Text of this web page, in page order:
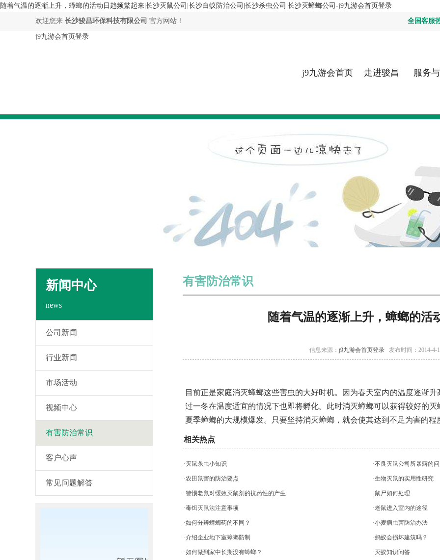
随着气温的逐渐上升，蟑螂的活动日趋频繁起来|长沙灭鼠公司|长沙白蚁防治公司|长沙杀虫公司|长沙灭蟑螂公司-j9九游会首页登录
欢迎您来 长沙骏昌环保科技有限公司 官方网站！ 全国客服
j9九游会首页登录
j9九游会首页
登录
走进骏昌 服务
新闻中心
news
公司新闻
行业新闻
市场活动
视频中心
有害防治常识
客户心声
常见问题解答
有害防治常识
随着气温的逐渐上升，蟑螂的活
信息来源： j9九游会首页登录发布时间：2014-4-
目前正是家庭消灭蟑螂这些害虫的大好时机。因为春天室内的温度逐渐
过一冬在温度适宜的情况下也即将孵化。此时消灭蟑螂可以获得较好的
夏季蟑螂的大规模爆发。只要坚持消灭蟑螂，就会使其达到不足为害的程
相关热点
·灭鼠杀虫小知识 ·不良灭鼠公司所暴露的
·农田鼠害的防治要点 ·生物灭鼠的实用性研究
·警惕老鼠对缓效灭鼠剂的抗药性的产生 ·鼠尸如何处理
·毒饵灭鼠法注意事项 ·老鼠进入室内的途径
·如何分辨蟑螂药的不同？ ·小麦病虫害防治办法
·介绍企业地下室蟑螂防制 ·蚂蚁会损坏建筑吗？
·如何做到家中长期没有蟑螂？ ·灭蚁知识问答